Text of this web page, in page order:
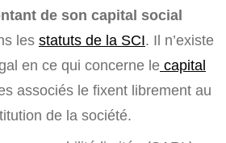
de son capital social
les statuts de la SCI. Il n’existe
en ce qui concerne le capital
associés le fixent librement au
de la société.